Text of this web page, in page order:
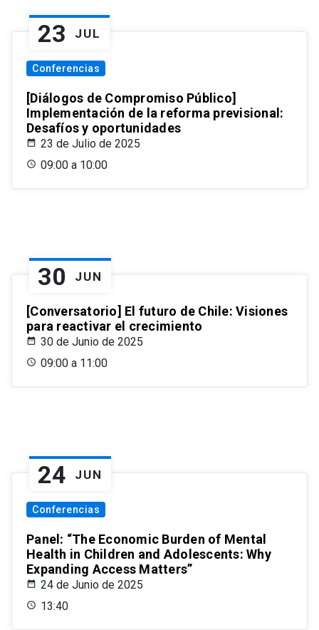
23 JUL
Conferencias
[Diálogos de Compromiso Público]
Implementación de la reforma previsional:
Desafíos y oportunidades
23 de Julio de 2025
09:00 a 10:00
30 JUN
[Conversatorio] El futuro de Chile: Visiones
para reactivar el crecimiento
30 de Junio de 2025
09:00 a 11:00
24 JUN
Conferencias
Panel: “The Economic Burden of Mental
Health in Children and Adolescents: Why
Expanding Access Matters”
24 de Junio de 2025
13:40